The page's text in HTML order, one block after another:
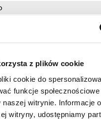
z plików cookie
cookie do
funkcje społecznościowe
naszej witrynie. Informacje
witryny, udostępniamy
dla